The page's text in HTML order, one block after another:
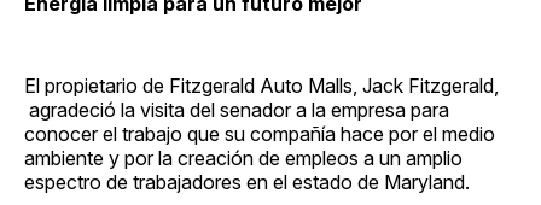
El propietario de Fitzgerald Auto Malls, Jack Fitzgerald,
agradeció la visita del senador a la empresa para
conocer el trabajo que su compañía hace por el medio
ambiente y por la creación de empleos a un amplio
espectro de trabajadores en el estado de Maryland.